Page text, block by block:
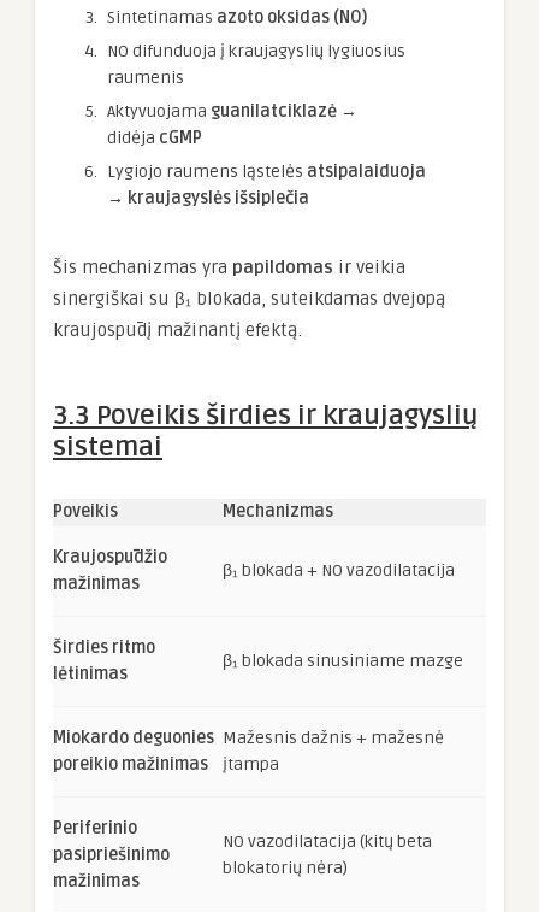
Sintetinamas azoto oksidas (NO)
NO difunduoja į kraujagyslių lygiuosius
raumenis
Aktyvuojama guanilatciklazė →
didėja cGMP
Lygiojo raumens ląstelės atsipalaiduoja
→ kraujagyslės išsiplečia
Šis mechanizmas yra papildomas ir veikia
sinergiškai su β₁ blokada, suteikdamas dvejopą
kraujospūdį mažinantį efektą.
3.3 Poveikis širdies ir kraujagyslių
sistemai
Poveikis Mechanizmas
Kraujospūdžio
mažinimas
β₁ blokada + NO vazodilatacija
Širdies ritmo
lėtinimas
β₁ blokada sinusiniame mazge
Miokardo deguonies
poreikio mažinimas
Mažesnis dažnis + mažesnė
įtampa
Periferinio
pasipriešinimo
mažinimas
NO vazodilatacija (kitų beta
blokatorių nėra)